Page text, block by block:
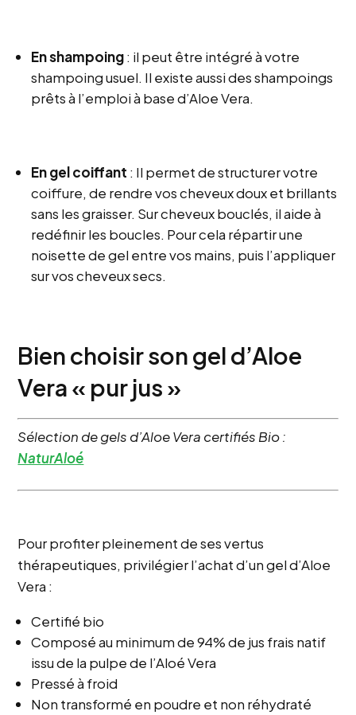
En shampoing: il peut être intégré à votre
shampoing usuel. Il existe aussi des shampoings
prêts à l’emploi à base d’Aloe Vera.
En gel coiffant : Il permet de structurer votre
coiffure, de rendre vos cheveux doux et brillants
sans les graisser. Sur cheveux bouclés, il aide à
redéfinir les boucles. Pour cela répartir une
noisette de gel entre vos mains, puis l’appliquer
sur vos cheveux secs.
Bien choisir son gel d’Aloe
Vera « pur jus »
Sélection de gels d’Aloe Vera certifiés Bio :
NaturAloé
Pour profiter pleinement de ses vertus
thérapeutiques, privilégier l’achat d’un gel d’Aloe
Vera :
Certifié bio
Composé au minimum de 94% de jus frais natif
issu de la pulpe de l’Aloé Vera
Pressé à froid
Non transformé en poudre et non réhydraté